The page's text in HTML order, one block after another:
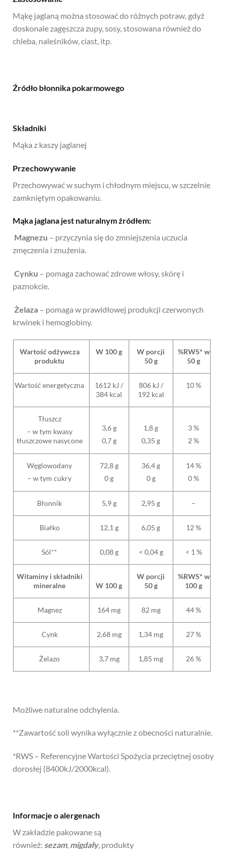
Mąkę jaglaną można stosować do różnych potraw, gdyż
doskonale zagęszcza zupy, sosy, stosowana również do
chleba, naleśników, ciast, itp.
Źródło błonnika pokarmowego
Składniki
Mąka z kaszy jaglanej
Przechowywanie
Przechowywać w suchym i chłodnym miejscu, w szczelnie
zamkniętym opakowaniu.
Mąka jaglana jest naturalnym źródłem:
Magnezu – przyczynia się do zmniejszenia uczucia
zmęczenia i znużenia.
Cynku – pomaga zachować zdrowe włosy, skórę i
paznokcie.
Żelaza – pomaga w prawidłowej produkcji czerwonych
krwinek i hemoglobiny.
Wartość odżywcza
produktu
W 100 g
W porcji
50 g
%RWS* w
50 g
Wartość energetyczna
1612 kJ /
384 kcal
806 kJ /
192 kcal
10 %
Tłuszcz
– w tym kwasy
tłuszczowe nasycone
3,6 g
0,7 g
1,8 g
0,35 g
3 %
2 %
Węglowodany
– w tym cukry
72,8 g
0 g
36,4 g
0 g
14 %
0 %
Błonnik 5,9 g 2,95 g –
Białko 12,1 g 6,05 g 12 %
Sól** 0,08 g < 0,04 g < 1 %
Witaminy i składniki
mineralne
W 100 g
W porcji
50 g
%RWS* w
100 g
Magnez 164 mg 82 mg 44 %
Cynk 2,68 mg 1,34 mg 27 %
Żelazo 3,7 mg 1,85 mg 26 %
Możliwe naturalne odchylenia.
**Zawartość soli wynika wyłącznie z obecności naturalnie.
*RWS – Referencyjne Wartości Spożycia przeciętnej osoby
dorosłej (8400kJ/2000kcal).
Informacje o alergenach
W zakładzie pakowane są
również: sezam, migdały, produkty